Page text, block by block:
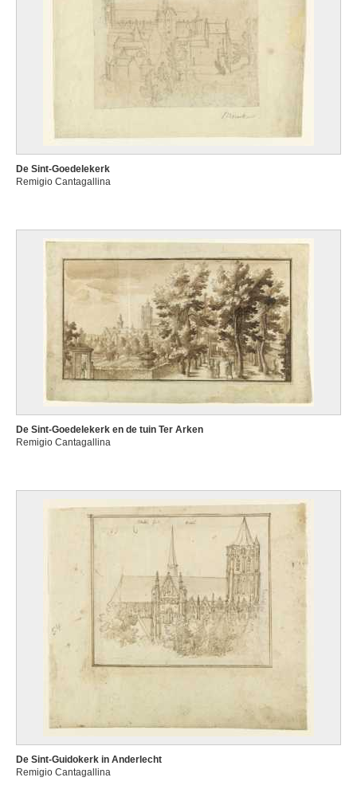
De Sint-Goedelekerk
Remigio Cantagallina
De Sint-Goedelekerk en de tuin Ter Arken
Remigio Cantagallina
De Sint-Guidokerk in Anderlecht
Remigio Cantagallina